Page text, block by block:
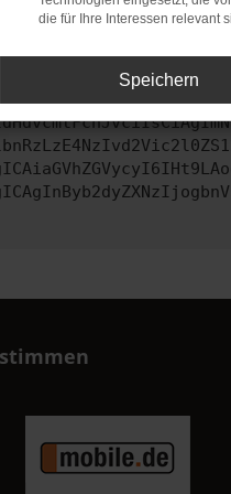
Schritte versucht hast,
die für Ihre Interessen relevant
Speichern